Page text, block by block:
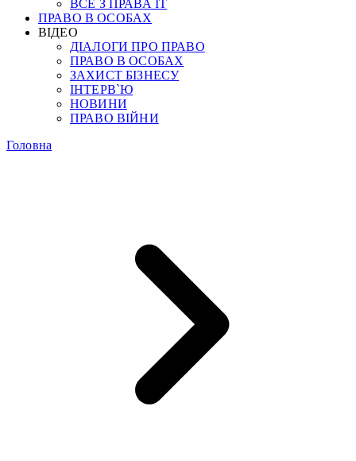
ВСЕ З ПРАВА ІТ
ПРАВО В ОСОБАХ
ВІДЕО
ДІАЛОГИ ПРО ПРАВО
ПРАВО В ОСОБАХ
ЗАХИСТ БІЗНЕСУ
ІНТЕРВ`Ю
НОВИНИ
ПРАВО ВІЙНИ
Головна